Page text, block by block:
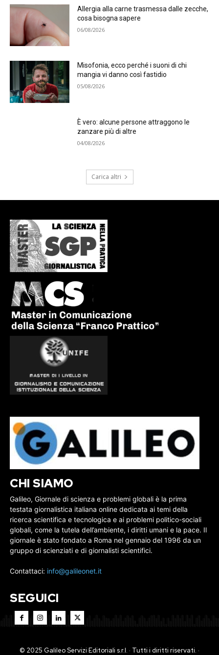
Allergia alla carne trasmessa dalle zecche,
cosa bisogna sapere
06/08/2026
Misofonia, ecco perché i suoni di chi
mangia vi danno così fastidio
05/08/2026
È vero: alcune persone attraggono le
zanzare più di altre
04/08/2026
Carica altri
CHI SIAMO
Galileo, Giornale di scienza e problemi globali è la prima
testata giornalistica italiana online dedicata ai temi della
ricerca scientifica e tecnologica e ai problemi politico-sociali
globali, come la tutela dell’ambiente, i diritti umani e la pace. Il
giornale è stato fondato a Roma nel gennaio del 1996 da un
gruppo di scienziati e di giornalisti scientifici.
Contattaci: info@galileonet.it
SEGUICI
© 2025 Galileo Servizi Editoriali s.r.l. · Tutti i diritti riservati. ·